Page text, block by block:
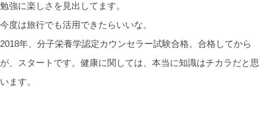
勉強に楽しさを見出してます。
今度は旅行でも活用できたらいいな。
2018年、分子栄養学認定カウンセラー試験合格。合格してから
が、スタートです。健康に関しては、本当に知識はチカラだと思
います。